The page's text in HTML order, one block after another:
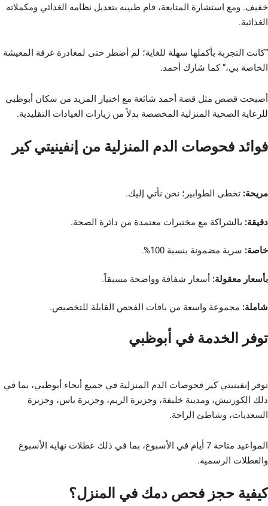
خفيف. ومع استشارة المتابعة، قام طبيبه بتعديل نظامه الغذائي ومكملاته
الغذائية.
“كانت التجربة بأكملها سهلة للغاية؛ لم أضطر حتى لمغادرة غرفة المعيشة
الخاصة بي،” كما شارك أحمد.
أصبحت قصص مثل قصة أحمد شائعة مع اختيار المزيد من سكان أبوظبي
للرعاية الصحية المنزلية المخصصة بدلاً من زيارات العيادات التقليدية.
فوائد فحوصات الدم المنزلية من إنفينيتي كير
مريحة: تخطى الطوابير؛ نحن نأتي إليك.
دقيقة: بالشراكة مع مختبرات معتمدة من دائرة الصحة.
خاصة: سرية مضمونة بنسبة 100%.
بأسعار معقولة: أسعار شفافة وواضحة مسبقاً.
شاملة: مجموعة واسعة من باقات الفحص القابلة للتخصيص.
توفر الخدمة في أبوظبي
توفر إنفينيتي كير فحوصات الدم المنزلية في جميع أنحاء أبوظبي، بما في
ذلك الكورنيش، ومدينة خليفة، وجزيرة الريم، وجزيرة ياس، وجزيرة
السعديات، وشاطئ الراحة.
المواعيد متاحة 7 أيام في الأسبوع، بما في ذلك عطلات نهاية الأسبوع
والعطلات الرسمية.
كيفية حجز فحص دمك في المنزل؟